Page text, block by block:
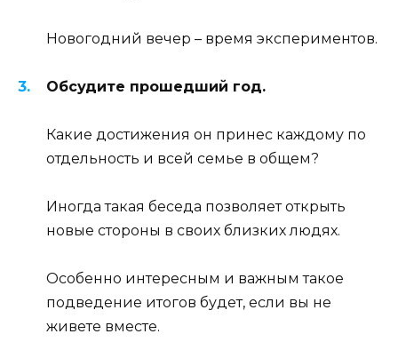
Новогодний вечер – время экспериментов.
Обсудите прошедший год.
Какие достижения он принес каждому по
отдельность и всей семье в общем?
Иногда такая беседа позволяет открыть
новые стороны в своих близких людях.
Особенно интересным и важным такое
подведение итогов будет, если вы не
живете вместе.